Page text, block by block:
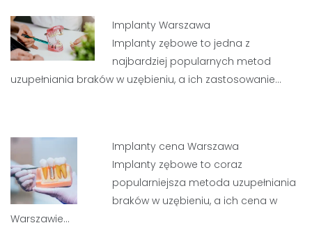
Implanty Warszawa
Implanty zębowe to jedna z
najbardziej popularnych metod
uzupełniania braków w uzębieniu, a ich zastosowanie…
Implanty cena Warszawa
Implanty zębowe to coraz
popularniejsza metoda uzupełniania
braków w uzębieniu, a ich cena w
Warszawie…